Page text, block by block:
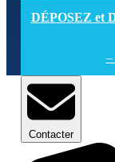
DÉPOSEZ et
–
Contacter